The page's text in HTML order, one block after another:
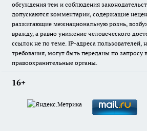
обсуждения тем и соблюдения
допускаются комментарии, содержащие
разжигающие межнациональную рознь,
вражду, а равно унижение человеческого
ссылок не по теме. IP-адреса пользователей,
требования, могут быть переданы по запросу
правоохранительные органы.
16+